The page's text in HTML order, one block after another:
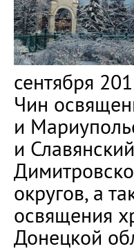
сентября
Чин
и
и
округов, а
освящения
Донецкой